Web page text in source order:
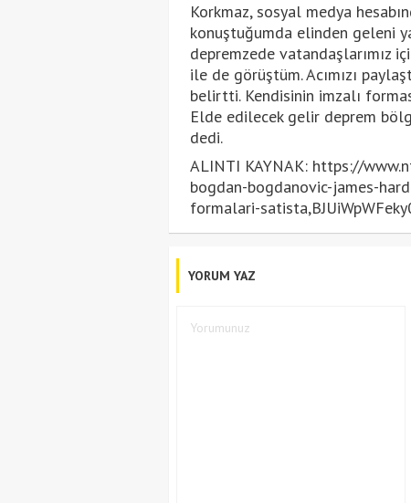
Korkmaz, sosyal medya
konuştuğumda elinden geleni
depremzede vatandaşlarımız
ile de görüştüm. Acımızı
belirtti. Kendisinin imzalı
Elde edilecek gelir deprem
dedi.
ALINTI KAYNAK: https://
bogdan-bogdanovic-james-
formalari-
YORUM YAZ